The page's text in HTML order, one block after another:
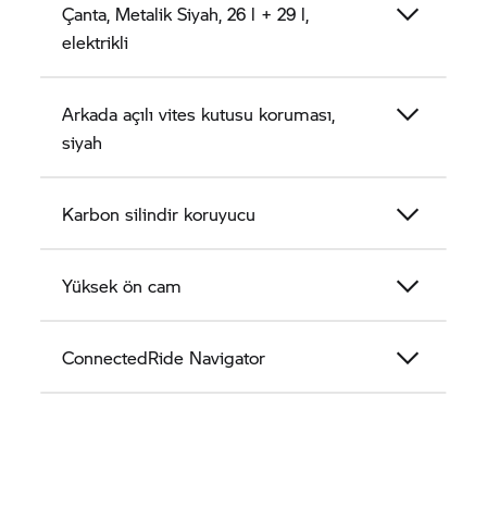
Çanta, Metalik Siyah, 26 l + 29 l,
elektrikli
Arkada açılı vites kutusu koruması,
siyah
Karbon silindir koruyucu
Yüksek ön cam
ConnectedRide Navigator